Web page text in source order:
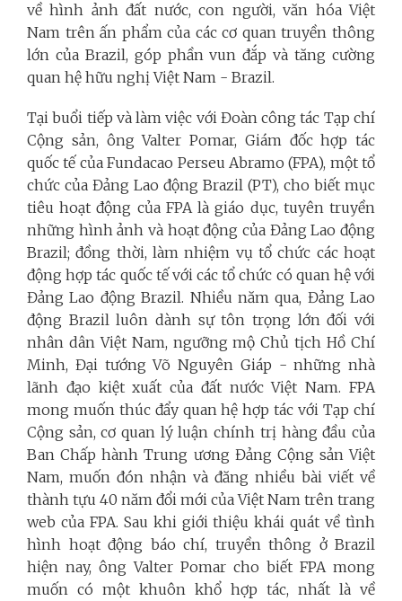
về hình ảnh đất nước, con người, văn hóa Việt
Nam trên ấn phẩm của các cơ quan truyền thông
lớn của Brazil, góp phần vun đắp và tăng cường
quan hệ hữu nghị Việt Nam - Brazil.
Tại buổi tiếp và làm việc với Đoàn công tác Tạp chí
Cộng sản, ông Valter Pomar, Giám đốc hợp tác
quốc tế của Fundacao Perseu Abramo (FPA), một tổ
chức của Đảng Lao động Brazil (PT), cho biết mục
tiêu hoạt động của FPA là giáo dục, tuyên truyền
những hình ảnh và hoạt động của Đảng Lao động
Brazil; đồng thời, làm nhiệm vụ tổ chức các hoạt
động hợp tác quốc tế với các tổ chức có quan hệ với
Đảng Lao động Brazil. Nhiều năm qua, Đảng Lao
động Brazil luôn dành sự tôn trọng lớn đối với
nhân dân Việt Nam, ngưỡng mộ Chủ tịch Hồ Chí
Minh, Đại tướng Võ Nguyên Giáp - những nhà
lãnh đạo kiệt xuất của đất nước Việt Nam. FPA
mong muốn thúc đẩy quan hệ hợp tác với Tạp chí
Cộng sản, cơ quan lý luận chính trị hàng đầu của
Ban Chấp hành Trung ương Đảng Cộng sản Việt
Nam, muốn đón nhận và đăng nhiều bài viết về
thành tựu 40 năm đổi mới của Việt Nam trên trang
web của FPA. Sau khi giới thiệu khái quát về tình
hình hoạt động báo chí, truyền thông ở Brazil
hiện nay, ông Valter Pomar cho biết FPA mong
muốn có một khuôn khổ hợp tác, nhất là về